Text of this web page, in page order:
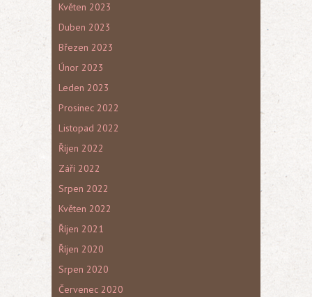
Květen 2023
Duben 2023
Březen 2023
Únor 2023
Leden 2023
Prosinec 2022
Listopad 2022
Říjen 2022
Září 2022
Srpen 2022
Květen 2022
Říjen 2021
Říjen 2020
Srpen 2020
Červenec 2020